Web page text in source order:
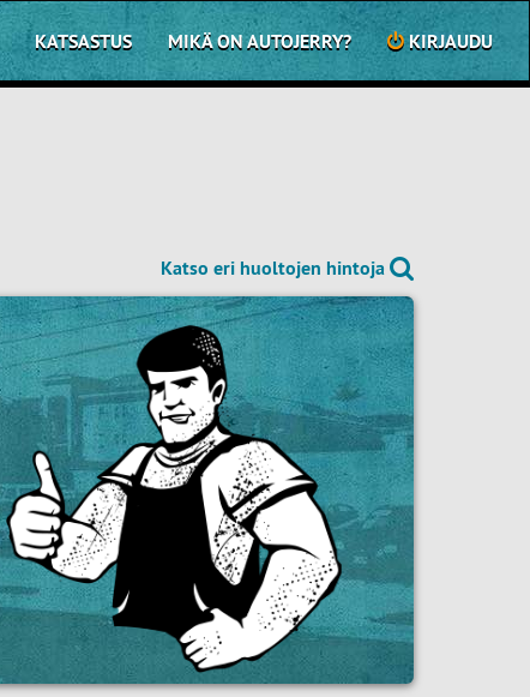
KATSASTUS MIKÄ ON AUTOJERRY? KIRJAUDU
Katso eri huoltojen hintoja